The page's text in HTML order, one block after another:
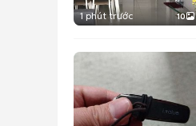
1 phút trước 10